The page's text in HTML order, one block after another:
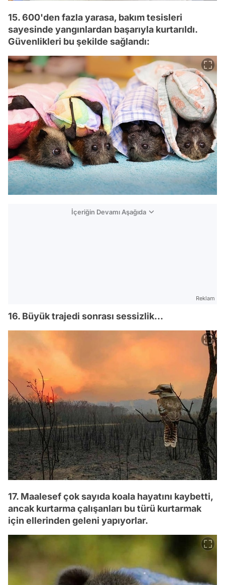
15. 600'den fazla yarasa, bakım tesisleri
sayesinde yangınlardan başarıyla kurtarıldı.
Güvenlikleri bu şekilde sağlandı:
İçeriğin Devamı Aşağıda
Reklam
16. Büyük trajedi sonrası sessizlik...
17. Maalesef çok sayıda koala hayatını kaybetti,
ancak kurtarma çalışanları bu türü kurtarmak
için ellerinden geleni yapıyorlar.